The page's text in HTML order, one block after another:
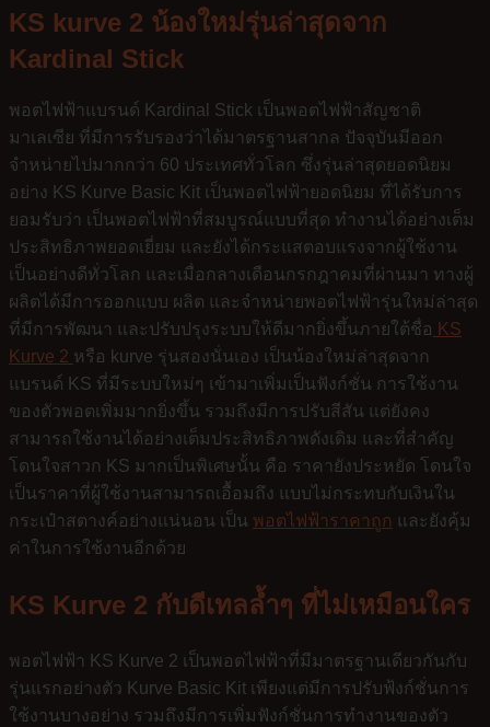
KS kurve 2 น้องใหม่รุ่นล่าสุดจาก
Kardinal Stick
พอตไฟฟ้าแบรนด์ Kardinal Stick เป็นพอตไฟฟ้าสัญชาติ
มาเลเซีย ที่มีการรับรองว่าได้มาตรฐานสากล ปัจจุบันมีออก
จำหน่ายไปมากกว่า 60 ประเทศทั่วโลก ซึ่งรุ่นล่าสุดยอดนิยม
อย่าง KS Kurve Basic Kit เป็นพอตไฟฟ้ายอดนิยม ที่ได้รับการ
ยอมรับว่า เป็นพอตไฟฟ้าที่สมบูรณ์แบบที่สุด ทำงานได้อย่างเต็ม
ประสิทธิภาพยอดเยี่ยม และยังได้กระแสตอบแรงจากผู้ใช้งาน
เป็นอย่างดีทั่วโลก และเมื่อกลางเดือนกรกฎาคมที่ผ่านมา ทางผู้
ผลิตได้มีการออกแบบ ผลิต และจำหน่ายพอตไฟฟ้ารุ่นใหม่ล่าสุด
ที่มีการพัฒนา และปรับปรุงระบบให้ดีมากยิ่งขึ้นภายใต้ชื่อ KS
Kurve 2 หรือ kurve รุ่นสองนั่นเอง เป็นน้องใหม่ล่าสุดจาก
แบรนด์ KS ที่มีระบบใหม่ๆ เข้ามาเพิ่มเป็นฟังก์ชั่น การใช้งาน
ของตัวพอตเพิ่มมากยิ่งขึ้น รวมถึงมีการปรับสีสัน แต่ยังคง
สามารถใช้งานได้อย่างเต็มประสิทธิภาพดังเดิม และที่สำคัญ
โดนใจสาวก KS มากเป็นพิเศษนั้น คือ ราคายังประหยัด โดนใจ
เป็นราคาที่ผู้ใช้งานสามารถเอื้อมถึง แบบไม่กระทบกับเงินใน
กระเป๋าสตางค์อย่างแน่นอน เป็น พอตไฟฟ้าราคาถูก และยังคุ้ม
ค่าในการใช้งานอีกด้วย
KS Kurve 2 กับดีเทลล้ำๆ ที่ไม่เหมือนใคร
พอตไฟฟ้า KS Kurve 2 เป็นพอตไฟฟ้าที่มีมาตรฐานเดียวกันกับ
รุ่นแรกอย่างตัว Kurve Basic Kit เพียงแต่มีการปรับฟ้งก์ชั่นการ
ใช้งานบางอย่าง รวมถึงมีการเพิ่มฟังก์ชั่นการทำงานของตัว